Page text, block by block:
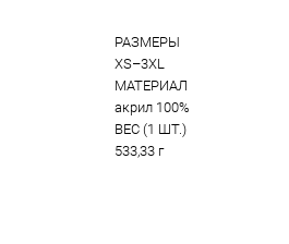
РАЗМЕРЫ
XS–3XL
МАТЕРИАЛ
акрил 100%
ВЕС (1 ШТ.)
533,33 г